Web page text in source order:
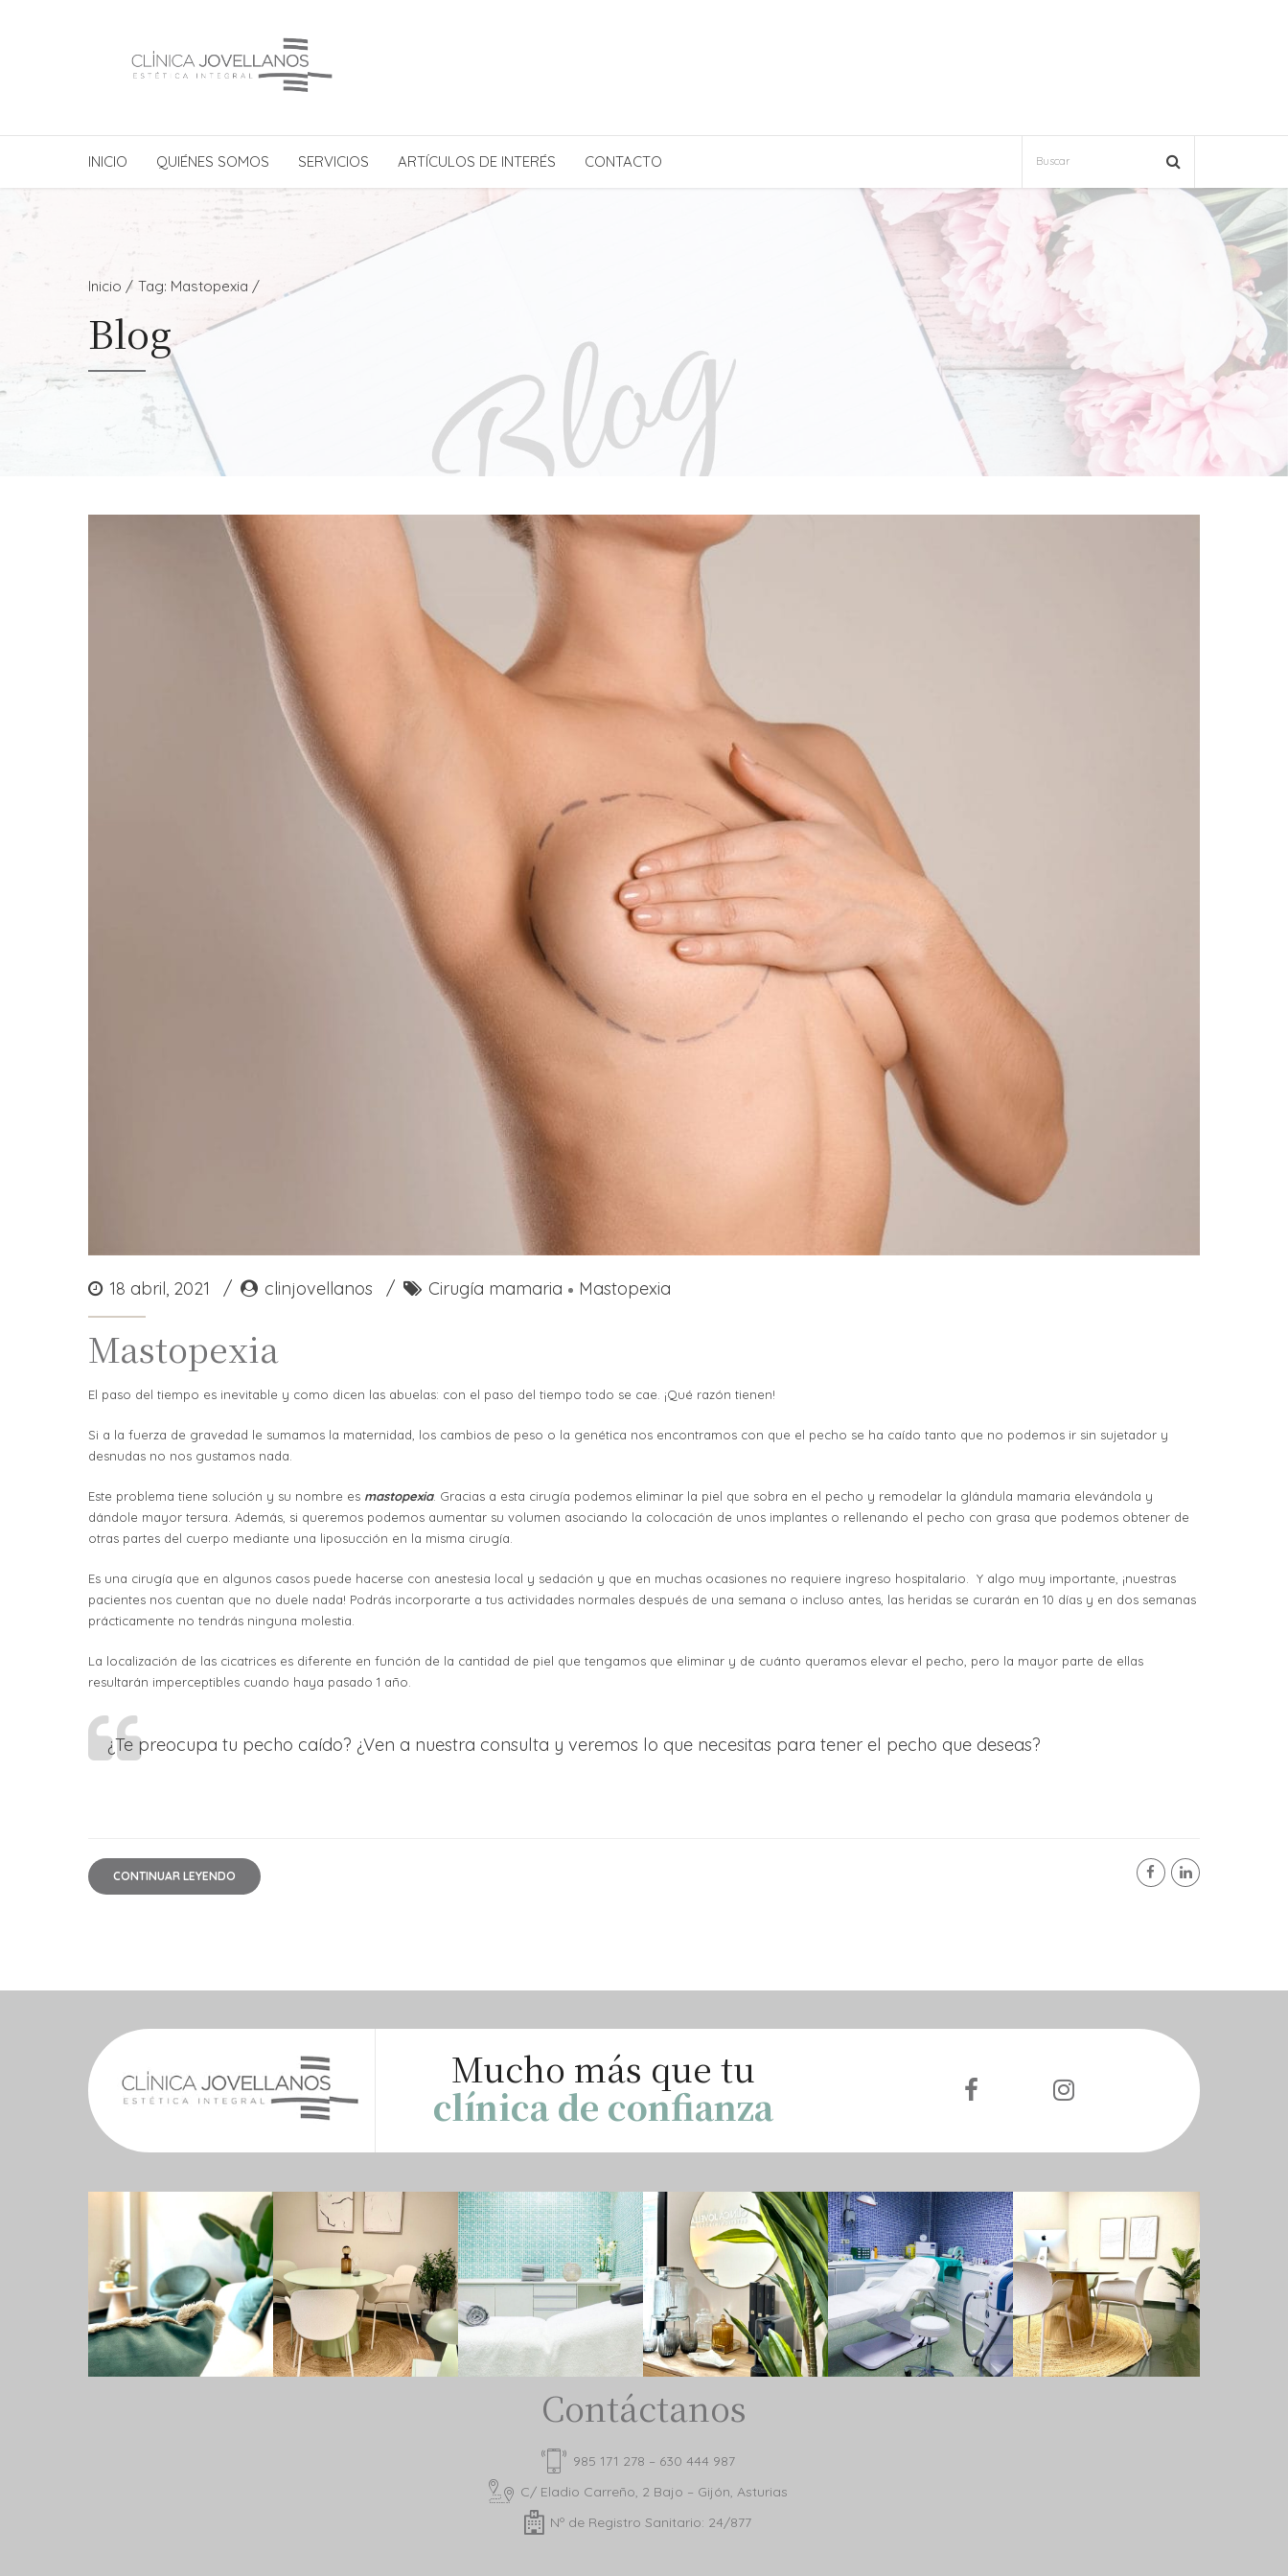
INICIO QUIÉNES SOMOS SERVICIOS ARTÍCULOS DE INTERÉS CONTACTO
Inicio Tag: Mastopexia /
Blog
18 abril, 2021 clinjovellanos Cirugía mamaria Mastopexia
Mastopexia
El paso del tiempo es inevitable y como dicen las abuelas: con el paso del tiempo todo se cae. ¡Qué razón tienen!
Si a la fuerza de gravedad le sumamos la maternidad, los cambios de peso o la genética nos encontramos con que el pecho se ha caído tanto que no podemos ir sin sujetador y
desnudas no nos gustamos nada.
Este problema tiene solución y su nombre es mastopexia. Gracias a esta cirugía podemos eliminar la piel que sobra en el pecho y remodelar la glándula mamaria elevándola y
dándole mayor tersura. Además, si queremos podemos aumentar su volumen asociando la colocación de unos implantes o rellenando el pecho con grasa que podemos obtener de
otras partes del cuerpo mediante una liposucción en la misma cirugía.
Es una cirugía que en algunos casos puede hacerse con anestesia local y sedación y que en muchas ocasiones no requiere ingreso hospitalario. Y algo muy importante, ¡nuestras
pacientes nos cuentan que no duele nada! Podrás incorporarte a tus actividades normales después de una semana o incluso antes, las heridas se curarán en 10 días y en dos semanas
prácticamente no tendrás ninguna molestia.
La localización de las cicatrices es diferente en función de la cantidad de piel que tengamos que eliminar y de cuánto queramos elevar el pecho, pero la mayor parte de ellas
resultarán imperceptibles cuando haya pasado 1 año.
¿Te preocupa tu pecho caído? ¿Ven a nuestra consulta y veremos lo que necesitas para tener el pecho que deseas?
CONTINUAR LEYENDO
Mucho más que tu
clínica de confianza
Contáctanos
985 171 278 – 630 444 987
C/ Eladio Carreño, 2 Bajo – Gijón, Asturias
Nº de Registro Sanitario: 24/877